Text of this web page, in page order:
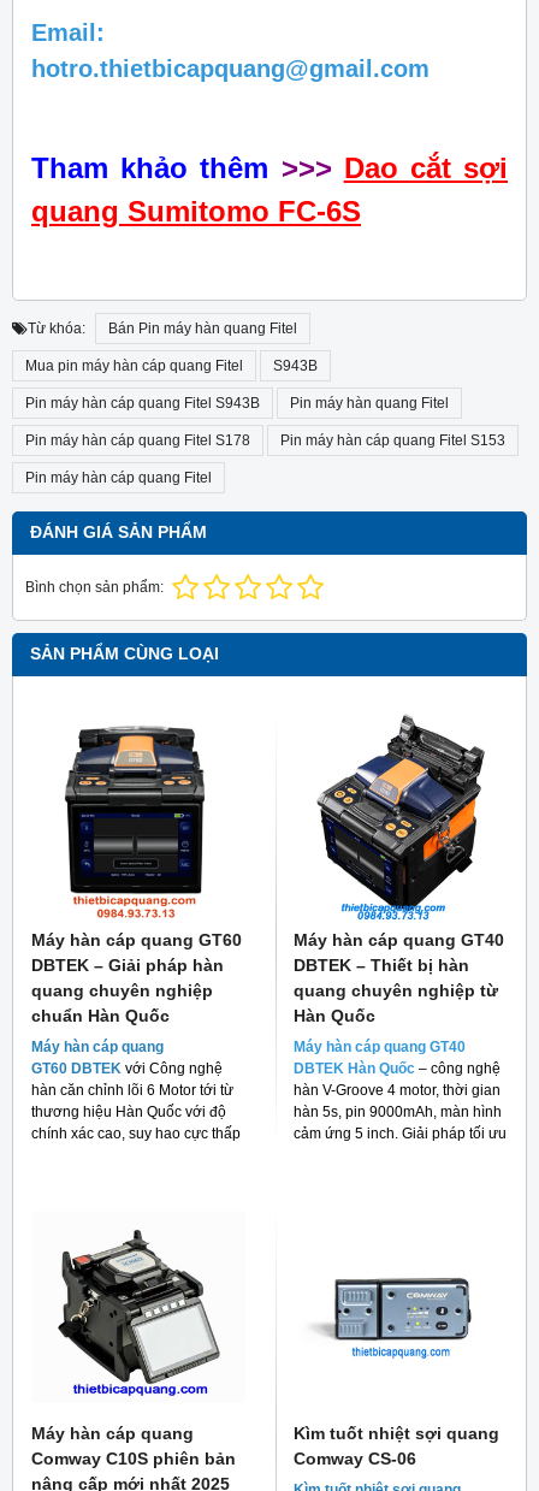
Email:
hotro.thietbicapquang@gmail.com
Tham khảo thêm >>> Dao cắt sợi
quang Sumitomo FC-6S
Từ khóa: Bán Pin máy hàn quang Fitel
Mua pin máy hàn cáp quang Fitel S943B
Pin máy hàn cáp quang Fitel S943B Pin máy hàn quang Fitel
Pin máy hàn cáp quang Fitel S178 Pin máy hàn cáp quang Fitel S153
Pin máy hàn cáp quang Fitel
ĐÁNH GIÁ SẢN PHẨM
Bình chọn sản phẩm:
SẢN PHẨM CÙNG LOẠI
Máy hàn cáp quang GT60
DBTEK – Giải pháp hàn
quang chuyên nghiệp
chuẩn Hàn Quốc
Máy hàn cáp quang
GT60 DBTEK với Công nghệ
hàn căn chỉnh lõi 6 Motor tới từ
thương hiệu Hàn Quốc với độ
chính xác cao, suy hao cực thấp
Máy hàn cáp quang GT40
DBTEK – Thiết bị hàn
quang chuyên nghiệp từ
Hàn Quốc
Máy hàn cáp quang GT40
DBTEK Hàn Quốc – công nghệ
hàn V-Groove 4 motor, thời gian
hàn 5s, pin 9000mAh, màn hình
cảm ứng 5 inch. Giải pháp tối ưu
Máy hàn cáp quang
Comway C10S phiên bản
nâng cấp mới nhất 2025
Kìm tuốt nhiệt sợi quang
Comway CS-06